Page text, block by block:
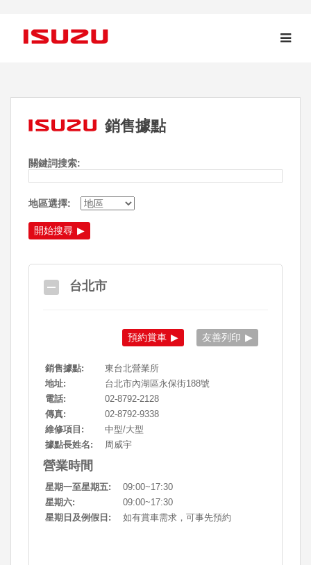
銷售據點
關鍵詞搜索:
地區選擇:
開始搜尋
台北市
預約賞車 友善列印
銷售據點:
東台北營業所
地址:
台北市內湖區永保街188號
電話:
02-8792-2128
傳真:
02-8792-9338
維修項目:
中型/大型
據點長姓名:
周威宇
營業時間
星期一至星期五:
09:00~17:30
星期六:
09:00~17:30
星期日及例假日:
如有賞車需求，可事先預約